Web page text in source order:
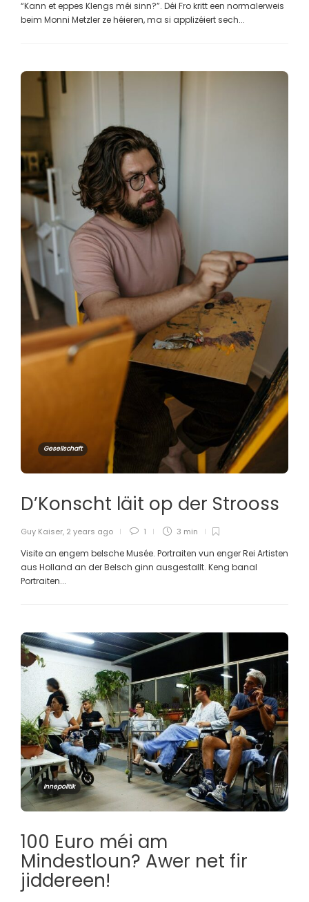
“Kann et eppes Klengs méi sinn?”. Déi Fro kritt een normalerweis
beim Monni Metzler ze héieren, ma si applizéiert sech...
Gesellschaft
D’Konscht läit op der Strooss
Guy Kaiser, 2 years ago 1 3 min
Visite an engem belsche Musée. Portraiten vun enger Rei Artisten
aus Holland an der Belsch ginn ausgestallt. Keng banal
Portraiten...
Innepolitik
100 Euro méi am
Mindestloun? Awer net fir
jiddereen!